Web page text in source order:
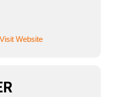
Visit Website